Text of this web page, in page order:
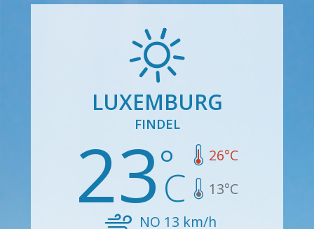
LUXEMBURG
FINDEL
23 26°C
13°C
NO 13 km/h